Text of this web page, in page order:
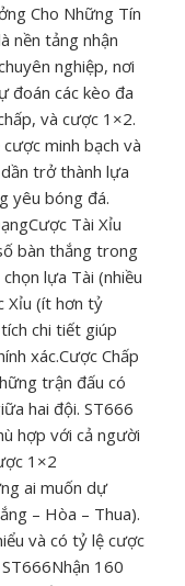
Cho Những Tín
nền tảng nhận
nghiệp, nơi
đoán các kèo đa
và cược 1×2.
minh bạch và
trở thành lựa
yêu bóng đá.
Tài Xỉu
bàn thắng trong
lựa Tài (nhiều
Xỉu (ít hơn tỷ
chi tiết giúp
xác.Cược Chấp
trận đấu có
hai đội. ST666
hợp với cả người
1×2
ai muốn dự
– Hòa – Thua).
và có tỷ lệ cược
160